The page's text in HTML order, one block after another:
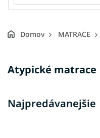
Domov MATRACE
Atypické matrace
Najpredávanejšie